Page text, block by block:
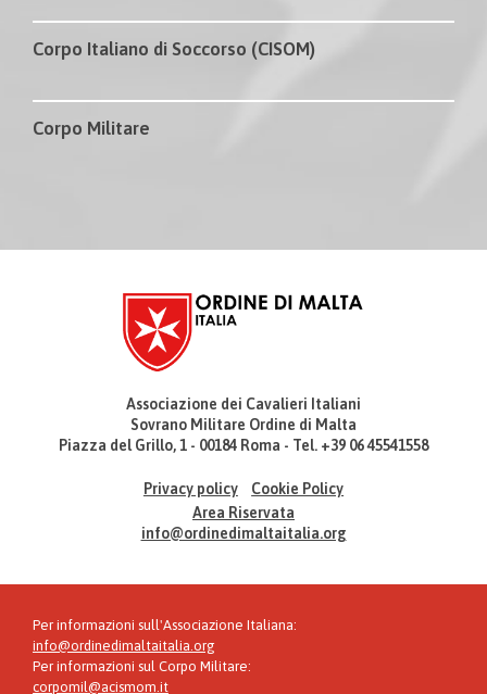
Corpo Italiano di Soccorso (CISOM)
Corpo Militare
Associazione dei Cavalieri Italiani
Sovrano Militare Ordine di Malta
Piazza del Grillo, 1 - 00184 Roma - Tel. +39 06 45541558
Privacy policy
Cookie Policy
Area Riservata
info@ordinedimaltaitalia.org
Per informazioni sull'Associazione Italiana:
info@ordinedimaltaitalia.org
Per informazioni sul Corpo Militare:
corpomil@acismom.it